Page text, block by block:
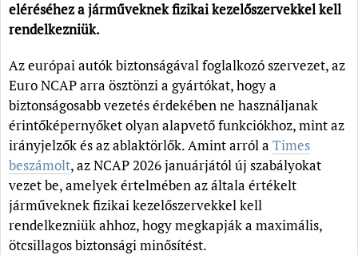
eléréséhez a járműveknek fizikai kezelőszervekkel kell
rendelkezniük.
Az európai autók biztonságával foglalkozó szervezet, az
Euro NCAP arra ösztönzi a gyártókat, hogy a
biztonságosabb vezetés érdekében ne használjanak
érintőképernyőket olyan alapvető funkciókhoz, mint az
irányjelzők és az ablaktörlők. Amint arról a Times
beszámolt, az NCAP 2026 januárjától új szabályokat
vezet be, amelyek értelmében az általa értékelt
járműveknek fizikai kezelőszervekkel kell
rendelkezniük ahhoz, hogy megkapják a maximális,
ötcsillagos biztonsági minősítést.